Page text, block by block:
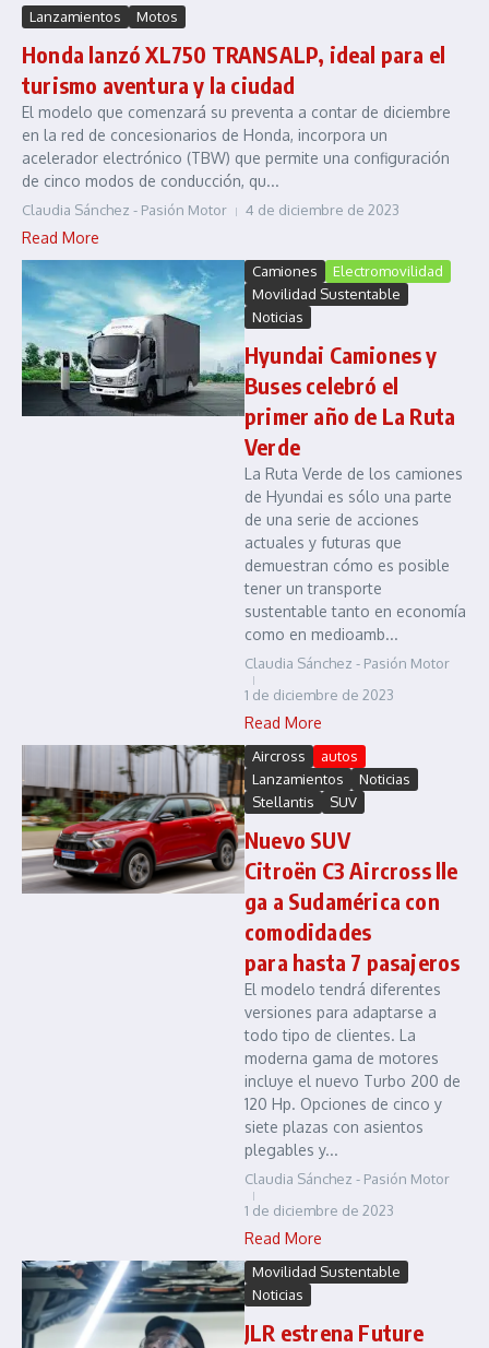
Lanzamientos Motos
Honda lanzó XL750 TRANSALP, ideal para el
turismo aventura y la ciudad
El modelo que comenzará su preventa a contar de diciembre
en la red de concesionarios de Honda, incorpora un
acelerador electrónico (TBW) que permite una configuración
de cinco modos de conducción, qu...
Claudia Sánchez - Pasión Motor 4 de diciembre de 2023
Read More
Camiones
Electromovilidad
Movilidad Sustentable
Noticias
Hyundai Camiones y
Buses celebró el
primer año de La Ruta
Verde
La Ruta Verde de los camiones
de Hyundai es sólo una parte
de una serie de acciones
actuales y futuras que
demuestran cómo es posible
tener un transporte
sustentable tanto en economía
como en medioamb...
Claudia Sánchez - Pasión Motor
1 de diciembre de 2023
Read More
Aircross
autos
Lanzamientos
Noticias
Stellantis
SUV
Nuevo SUV
Citroën C3 Aircross lle
ga a Sudamérica con
comodidades
para hasta 7 pasajeros
El modelo tendrá diferentes
versiones para adaptarse a
todo tipo de clientes. La
moderna gama de motores
incluye el nuevo Turbo 200 de
120 Hp. Opciones de cinco y
siete plazas con asientos
plegables y...
Claudia Sánchez - Pasión Motor
1 de diciembre de 2023
Read More
Movilidad Sustentable
Noticias
JLR estrena Future